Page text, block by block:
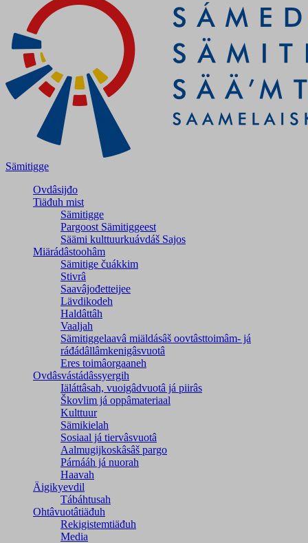
Sämitigge
Ovdâsijđo
Tiäđuh mist
Sämitigge
Pargoost Sämitiggeest
Säämi kulttuurkuávdáš Sajos
Miärádâstoohâm
Sämitige čuákkim
Stivrâ
Saavâjođetteijee
Lävdikodeh
Haldâttâh
Vaaljah
Sämitiggelaavâ miäldásâš oovtâsttoimâm- já
ráđádâllâmkenigâsvuotâ
Eres toimâorgaaneh
Ovdâsvástádâssyergih
Iäláttâsah, vuoigâdvuotâ já piirâs
Škovlim já oppâmateriaal
Kulttuur
Sämikielah
Sosiaal já tiervâsvuotâ
Aalmugijkoskâsâš pargo
Párnááh já nuorah
Haavah
Äigikyevdil
Tábáhtusah
Ohtâvuotâtiäđuh
Rekigistemtiäđuh
Media